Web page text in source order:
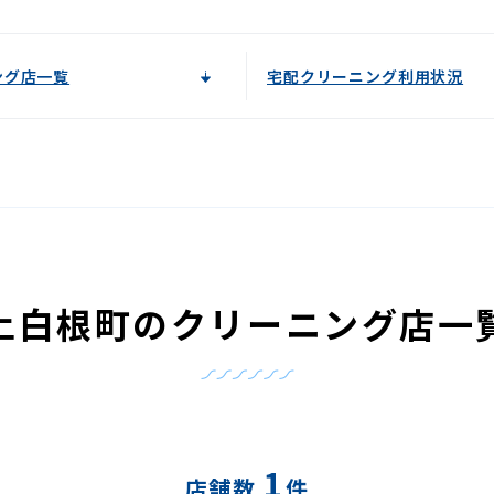
店一覧 宅配クリーニング利用状況
白根町のクリーニング店一
1